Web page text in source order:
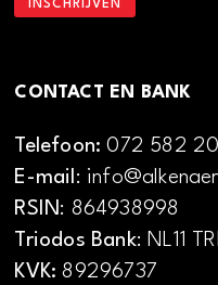
CONTACT EN BANK
Telefoon:072 582
E-mail:
RSIN: 864938998
Triodos Bank: NL11
KVK: 89296737